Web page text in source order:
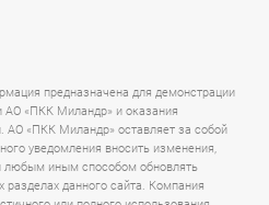
предназначена для демонстрации
АО «ПКК Миландр» и оказания
АО «ПКК Миландр» оставляет за собой
уведомления вносить изменения,
любым иным способом обновлять
данного сайта. Компания